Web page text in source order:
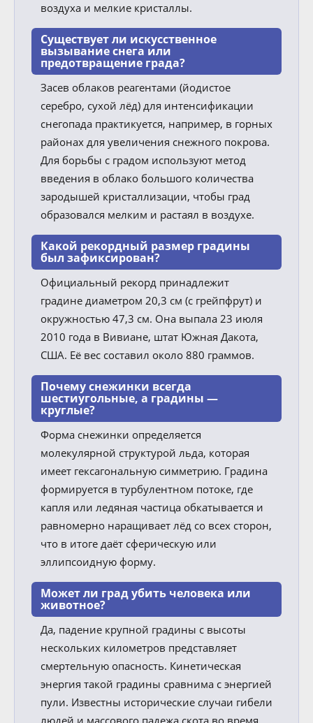
воздуха и мелкие кристаллы.
Существует ли искусственное
вызывание снега или
предотвращение града?
Засев облаков реагентами (йодистое
серебро, сухой лёд) для интенсификации
снегопада практикуется, например, в горных
районах для увеличения снежного покрова.
Для борьбы с градом используют метод
введения в облако большого количества
зародышей кристаллизации, чтобы град
образовался мелким и растаял в воздухе.
Какой рекордный размер градины
был зафиксирован?
Официальный рекорд принадлежит
градине диаметром 20,3 см (с грейпфрут) и
окружностью 47,3 см. Она выпала 23 июля
2010 года в Вивиане, штат Южная Дакота,
США. Её вес составил около 880 граммов.
Почему снежинки всегда
шестиугольные, а градины —
круглые?
Форма снежинки определяется
молекулярной структурой льда, которая
имеет гексагональную симметрию. Градина
формируется в турбулентном потоке, где
капля или ледяная частица обкатывается и
равномерно наращивает лёд со всех сторон,
что в итоге даёт сферическую или
эллипсоидную форму.
Может ли град убить человека или
животное?
Да, падение крупной градины с высоты
нескольких километров представляет
смертельную опасность. Кинетическая
энергия такой градины сравнима с энергией
пули. Известны исторические случаи гибели
людей и массового падежа скота во время